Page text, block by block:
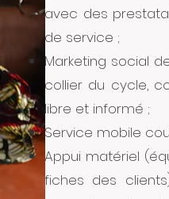
avec des
de service ;
Marketing social
collier du cycle,
libre et informé ;
Service mobile
Appui matériel
fiches des